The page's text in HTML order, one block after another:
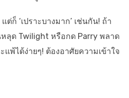
ต่ก็ ‘เปราะบางมาก’ เช่นกัน! ถ้า
ลุด Twilight หรือกด Parry พลาด
แพ้ได้ง่ายๆ! ต้องอาศัยความเข้าใจ